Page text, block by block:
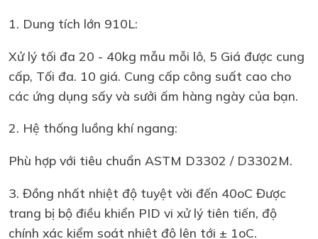
1. Dung tích lớn 910L:
Xử lý tối đa 20 - 40kg mẫu mỗi lô, 5 Giá được cung
cấp, Tối đa. 10 giá. Cung cấp công suất cao cho
các ứng dụng sấy và sưởi ấm hàng ngày của bạn.
2. Hệ thống luồng khí ngang:
Phù hợp với tiêu chuẩn ASTM D3302 / D3302M.
3. Đồng nhất nhiệt độ tuyệt vời đến 40oC Được
trang bị bộ điều khiển PID vi xử lý tiên tiến, độ
chính xác kiểm soát nhiệt độ lên tới ± 1oC.